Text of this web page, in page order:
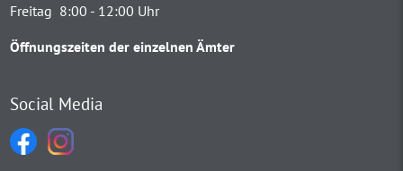
Freitag 8:00 - 12:00 Uhr
Öffnungszeiten der einzelnen Ämter
Social Media